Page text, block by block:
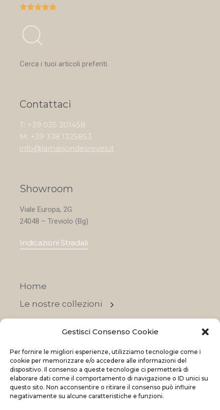
Gestisci Consenso Cookie
Per fornire le migliori esperienze, utilizziamo tecnologie come i
cookie per memorizzare e/o accedere alle informazioni del
dispositivo. Il consenso a queste tecnologie ci permetterà di
elaborare dati come il comportamento di navigazione o ID unici su
questo sito. Non acconsentire o ritirare il consenso può influire
negativamente su alcune caratteristiche e funzioni.

Cerca i tuoi articoli preferiti.
Contattaci
T: +39 035 201458
M: +39 338 1325853
info@lamaisondesreves.it
Showroom
Viale Europa, 2G
24048 – Treviolo (Bg)
Indicazioni Stradali
Home
Le nostre collezioni
OFFERTE